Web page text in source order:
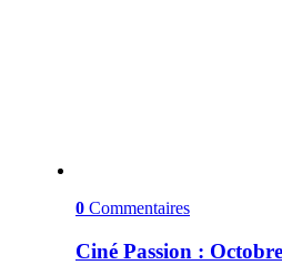
0 Commentaires
Ciné Passion :